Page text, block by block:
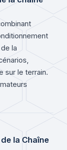
la
sur le terrain.
la Chaîne